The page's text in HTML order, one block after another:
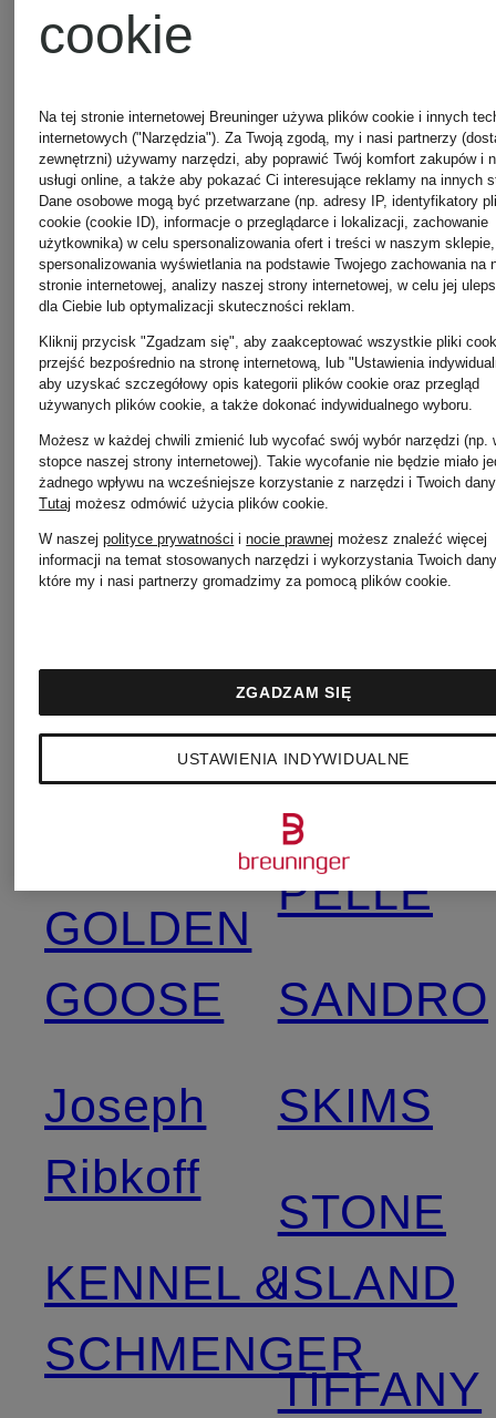
CIRCOLO
1901
COS
DEMELLIER
DOROTHEE
SCHUMACHER
VAN
DEN
GOLDEN
GOOSE
Joseph
Ribkoff
KENNEL &
SCHMENGER
Mara
MRS &
HUGS
Pretty
RIANI
RINO &
PELLE
SANDRO
SKIMS
STONE
ISLAND
TIFFANY
cookie
Na tej stronie internetowej Breuninger używa plików cookie i innych
internetowych ("Narzędzia"). Za Twoją zgodą, my i nasi partnerzy
zewnętrzni) używamy narzędzi, aby poprawić Twój komfort zakupów i
usługi online, a także aby pokazać Ci interesujące reklamy na innych
Dane osobowe mogą być przetwarzane (np. adresy IP, identyfikatory
cookie (cookie ID), informacje o przeglądarce i lokalizacji, zachowanie
użytkownika) w celu spersonalizowania ofert i treści w naszym sklepie,
spersonalizowania wyświetlania na podstawie Twojego zachowania na
stronie internetowej, analizy naszej strony internetowej, w celu jej
dla Ciebie lub optymalizacji skuteczności reklam.
Kliknij przycisk "Zgadzam się", aby zaakceptować wszystkie pliki
przejść bezpośrednio na stronę internetową, lub "Ustawienia
aby uzyskać szczegółowy opis kategorii plików cookie oraz przegląd
używanych plików cookie, a także dokonać indywidualnego wyboru.
Możesz w każdej chwili zmienić lub wycofać swój wybór narzędzi (np.
stopce naszej strony internetowej). Takie wycofanie nie będzie miało
żadnego wpływu na wcześniejsze korzystanie z narzędzi i Twoich
Tutaj możesz odmówić użycia plików cookie.
W naszejpolityce prywatności inocie prawnej możesz znaleźć więcej
informacji na temat stosowanych narzędzi i wykorzystania Twoich
które my i nasi partnerzy gromadzimy za pomocą plików cookie.
USTAWIENIA INDYWIDUALNE
ZGADZAM SIĘ